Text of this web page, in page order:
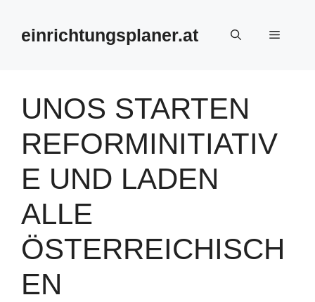
springeneinrichtungsplaner.at Menü
UNOS STARTEN
REFORMINITIATIV
E UND LADEN
ALLE
ÖSTERREICHISCH
EN